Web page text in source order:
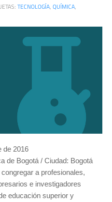
TECNOLOGÍA, QUÍMICA,
de 2016
de Bogotá / Ciudad: Bogotá
a profesionales,
e investigadores
educación superior y